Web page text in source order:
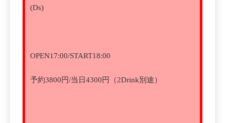
(Ds)
OPEN17:00/START18:00
予約3800円/当日4300円（2Drink別途）